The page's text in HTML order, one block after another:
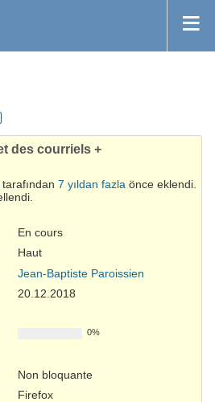
des courriels +
tarafından 7 yıldan fazla önce eklendi.
En cours
Haut
Jean-Baptiste Paroissien
20.12.2018
0%
Non bloquante
Firefox